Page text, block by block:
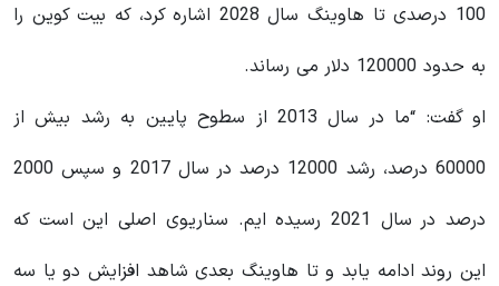
100 درصدی تا هاوینگ سال 2028 اشاره کرد، که بیت کوین را
به حدود 120000 دلار می رساند.
او گفت: “ما در سال 2013 از سطوح پایین به رشد بیش از
60000 درصد، رشد 12000 درصد در سال 2017 و سپس 2000
درصد در سال 2021 رسیده ایم. سناریوی اصلی این است که
این روند ادامه یابد و تا هاوینگ بعدی شاهد افزایش دو یا سه